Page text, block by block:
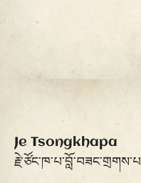
Je Tsongkhapa